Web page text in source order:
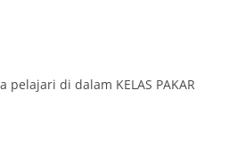
pelajari di dalam KELAS PAKAR